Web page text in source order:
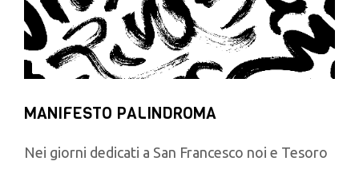
MANIFESTO PALINDROMA
Nei giorni dedicati a San Francesco noi e Tesoro